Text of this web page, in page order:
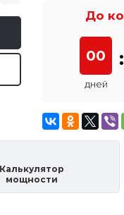
До
00
дней
:
Калькулятор
мощности